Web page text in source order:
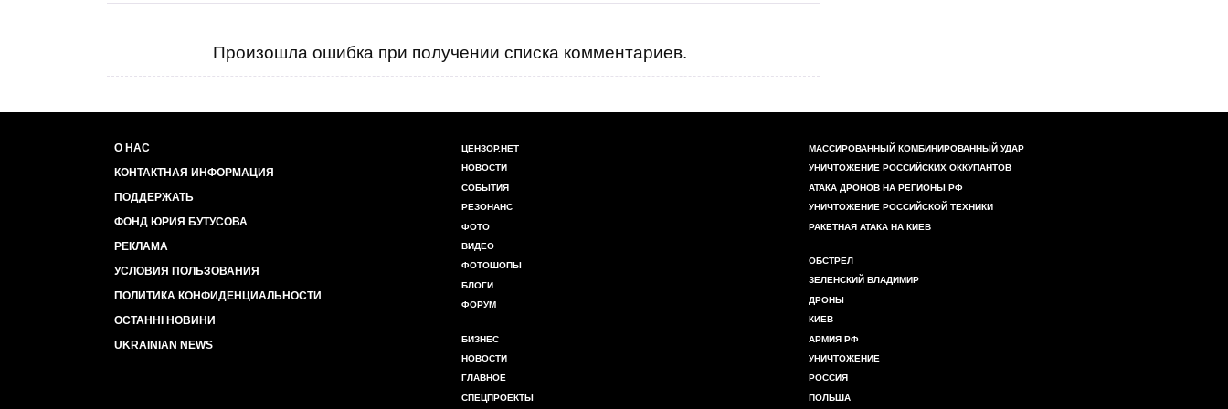
Произошла ошибка при получении списка комментариев.
О НАС
КОНТАКТНАЯ ИНФОРМАЦИЯ
ПОДДЕРЖАТЬ
ФОНД ЮРИЯ БУТУСОВА
РЕКЛАМА
УСЛОВИЯ ПОЛЬЗОВАНИЯ
ПОЛИТИКА КОНФИДЕНЦИАЛЬНОСТИ
ОСТАННІ НОВИНИ
UKRAINIAN NEWS
ЦЕНЗОР.НЕТ
НОВОСТИ
СОБЫТИЯ
РЕЗОНАНС
ФОТО
ВИДЕО
ФОТОШОПЫ
БЛОГИ
ФОРУМ
БИЗНЕС
НОВОСТИ
ГЛАВНОЕ
СПЕЦПРОЕКТЫ
МАССИРОВАННЫЙ КОМБИНИРОВАННЫЙ УДАР
УНИЧТОЖЕНИЕ РОССИЙСКИХ ОККУПАНТОВ
АТАКА ДРОНОВ НА РЕГИОНЫ РФ
УНИЧТОЖЕНИЕ РОССИЙСКОЙ ТЕХНИКИ
РАКЕТНАЯ АТАКА НА КИЕВ
ОБСТРЕЛ
ЗЕЛЕНСКИЙ ВЛАДИМИР
ДРОНЫ
КИЕВ
АРМИЯ РФ
УНИЧТОЖЕНИЕ
РОССИЯ
ПОЛЬША